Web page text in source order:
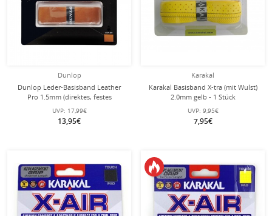
Dunlop
Dunlop Leder-Basisband Leather
Pro 1.5mm (direktes, festes
Griffgefühl) braun - 1 Stück
UVP: 17,99€
13,95€
Karakal
Karakal Basisband X-tra (mit Wulst)
2.0mm gelb - 1 Stück
UVP: 9,95€
7,95€